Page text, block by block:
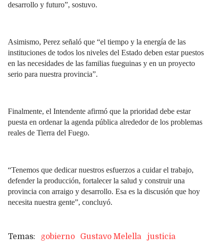
desarrollo y futuro”, sostuvo.
Asimismo, Perez señaló que “el tiempo y la energía de las
instituciones de todos los niveles del Estado deben estar puestos
en las necesidades de las familias fueguinas y en un proyecto
serio para nuestra provincia”.
Finalmente, el Intendente afirmó que la prioridad debe estar
puesta en ordenar la agenda pública alrededor de los problemas
reales de Tierra del Fuego.
“Tenemos que dedicar nuestros esfuerzos a cuidar el trabajo,
defender la producción, fortalecer la salud y construir una
provincia con arraigo y desarrollo. Esa es la discusión que hoy
necesita nuestra gente”, concluyó.
gobierno Gustavo Melella
justicia